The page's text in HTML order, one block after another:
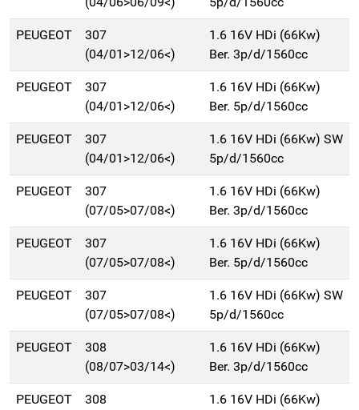
PEUGEOT
307
(04/01>12/06<)
1.6 16V HDi (66Kw)
Ber. 3p/d/1560cc
PEUGEOT
307
(04/01>12/06<)
1.6 16V HDi (66Kw)
Ber. 5p/d/1560cc
PEUGEOT
307
(04/01>12/06<)
1.6 16V HDi (66Kw) SW
5p/d/1560cc
PEUGEOT
307
(07/05>07/08<)
1.6 16V HDi (66Kw)
Ber. 3p/d/1560cc
PEUGEOT
307
(07/05>07/08<)
1.6 16V HDi (66Kw)
Ber. 5p/d/1560cc
PEUGEOT
307
(07/05>07/08<)
1.6 16V HDi (66Kw) SW
5p/d/1560cc
PEUGEOT
308
(08/07>03/14<)
1.6 16V HDi (66Kw)
Ber. 3p/d/1560cc
PEUGEOT
308
1.6 16V HDi (66Kw)